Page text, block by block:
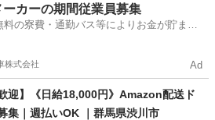
スタッフ
ーカーの期間従業員募集
料の寮費・通勤バス等によりお金が貯まり
株式会社 Ad
迎】《日給18,000円》Amazon配送ド
集｜週払いOK ｜群馬県渋川市